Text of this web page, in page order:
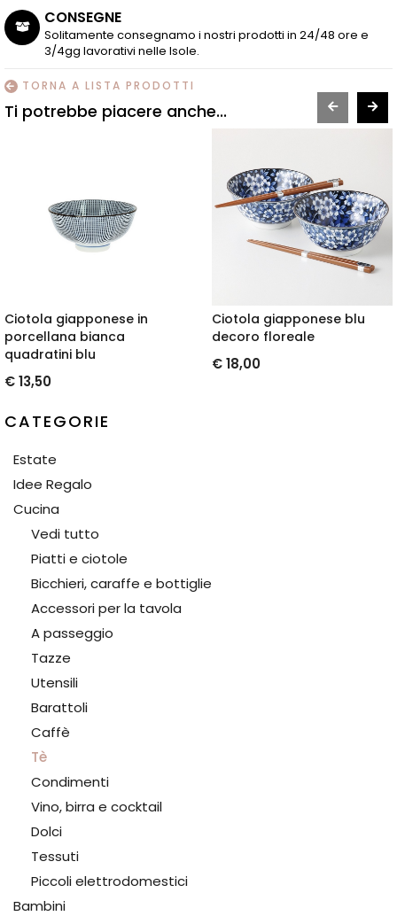
CONSEGNE
Solitamente consegnamo i nostri prodotti in 24/48 ore e
3/4gg lavorativi nelle Isole.
TORNA A LISTA PRODOTTI
Ti potrebbe piacere anche...
giapponese in
bianca
blu
13,50
Ciotola giapponese blu
decoro floreale
€ 18,00
CATEGORIE
Estate
Idee Regalo
Cucina
Vedi tutto
Piatti e ciotole
Bicchieri, caraffe e bottiglie
Accessori per la tavola
A passeggio
Tazze
Utensili
Barattoli
Caffè
Tè
Condimenti
Vino, birra e cocktail
Dolci
Tessuti
Piccoli elettrodomestici
Bambini